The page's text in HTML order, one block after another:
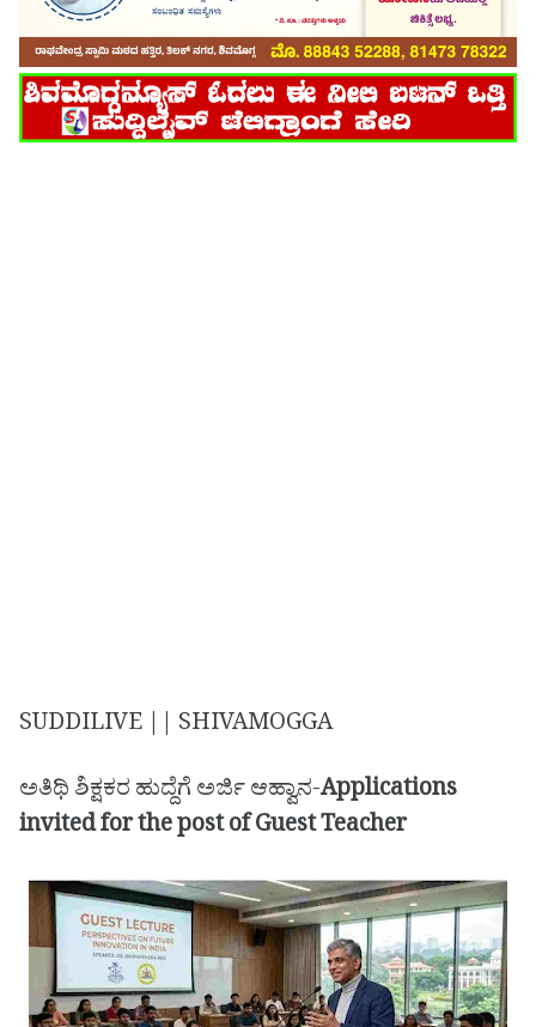
SUDDILIVE || SHIVAMOGGA
ಅತಿಥಿ ಶಿಕ್ಷಕರ ಹುದ್ದೆಗೆ ಅರ್ಜಿ ಆಹ್ವಾನ-Applications
invited for the post of Guest Teacher